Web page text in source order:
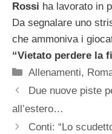
Rossi ha lavorato in
Da segnalare uno
che ammoniva i
“Vietato perdere la
Categorie
Allenamenti,
Due nuove piste
all’estero…
Conti: “Lo